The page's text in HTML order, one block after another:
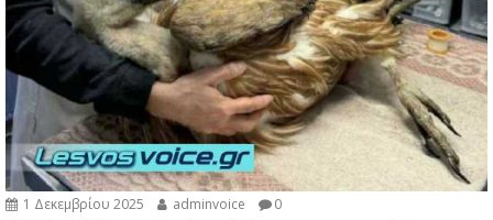
1 Δεκεμβρίου 2025 adminvoice 0